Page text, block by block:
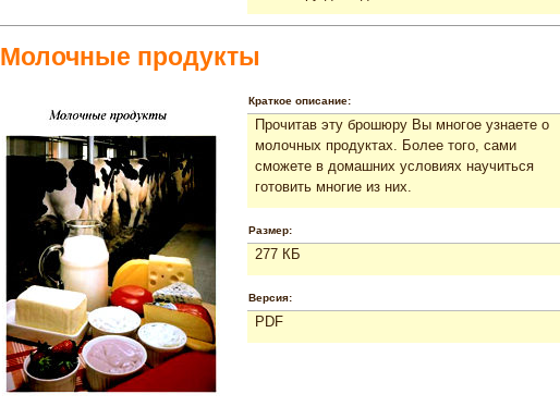
Молочные продукты
Краткое описание:
Прочитав эту брошюру Вы многое узнаете о
молочных продуктах. Более того, сами
сможете в домашних условиях научиться
готовить многие из них.
Размер:
277 КБ
Версия:
PDF